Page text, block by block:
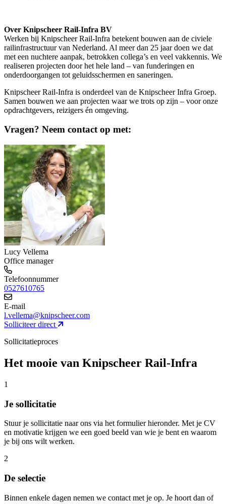
Over Knipscheer Rail-Infra BV
Werken bij Knipscheer Rail-Infra betekent bouwen aan de civiele
railinfrastructuur van Nederland. Al meer dan 25 jaar doen we dat
met een nuchtere aanpak, betrokken collega’s en veel vakkennis. We
realiseren projecten door het hele land – van funderingen en
onderdoorgangen tot geluidsschermen en saneringen.
Knipscheer Rail-Infra is onderdeel van de Knipscheer Infra Groep.
Samen bouwen we aan projecten waar we trots op zijn – voor onze
opdrachtgevers, reizigers én omgeving.
Vragen? Neem contact op met:
Lucy Vellema
Office manager
Telefoonnummer
0527610765
E-mail
l.vellema@knipscheer.com
Solliciteer direct
Sollicitatieproces
Het mooie van Knipscheer Rail-Infra
1
Je sollicitatie
Stuur je sollicitatie naar ons via het formulier hieronder. Met je CV
en motivatie krijgen we een goed beeld van wie je bent en waarom
je bij ons wilt werken.
2
De selectie
Binnen enkele dagen nemen we contact met je op. Je hoort dan of